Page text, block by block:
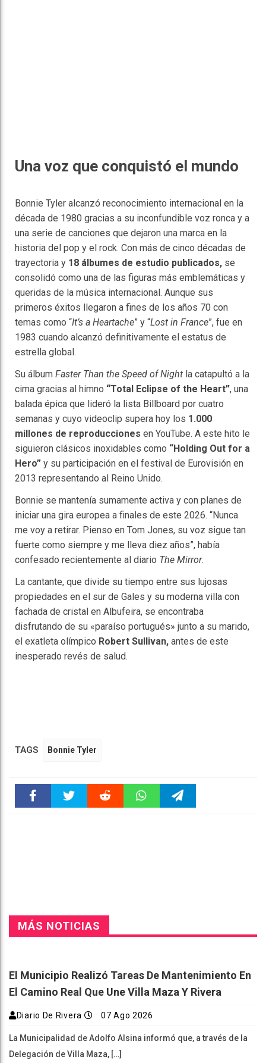
Una voz que conquistó el mundo
Bonnie Tyler alcanzó reconocimiento internacional en la
década de 1980 gracias a su inconfundible voz ronca y a
una serie de canciones que dejaron una marca en la
historia del pop y el rock. Con más de cinco décadas de
trayectoria y 18 álbumes de estudio publicados, se
consolidó como una de las figuras más emblemáticas y
queridas de la música internacional. Aunque sus
primeros éxitos llegaron a fines de los años 70 con
temas como “It’s a Heartache” y “Lost in France”, fue en
1983 cuando alcanzó definitivamente el estatus de
estrella global.
Su álbum Faster Than the Speed of Night la catapultó a la
cima gracias al himno “Total Eclipse of the Heart”, una
balada épica que lideró la lista Billboard por cuatro
semanas y cuyo videoclip supera hoy los 1.000
millones de reproducciones en YouTube. A este hito le
siguieron clásicos inoxidables como “Holding Out for a
Hero” y su participación en el festival de Eurovisión en
2013 representando al Reino Unido.
Bonnie se mantenía sumamente activa y con planes de
iniciar una gira europea a finales de este 2026. “Nunca
me voy a retirar. Pienso en Tom Jones, su voz sigue tan
fuerte como siempre y me lleva diez años”, había
confesado recientemente al diario The Mirror.
La cantante, que divide su tiempo entre sus lujosas
propiedades en el sur de Gales y su moderna villa con
fachada de cristal en Albufeira, se encontraba
disfrutando de su «paraíso portugués» junto a su marido,
el exatleta olímpico Robert Sullivan, antes de este
inesperado revés de salud.
TAGS Bonnie Tyler
MÁS NOTICIAS
El Municipio Realizó Tareas De Mantenimiento En
El Camino Real Que Une Villa Maza Y Rivera
Diario De Rivera 07 Ago 2026
La Municipalidad de Adolfo Alsina informó que, a través de la
Delegación de Villa Maza, […]